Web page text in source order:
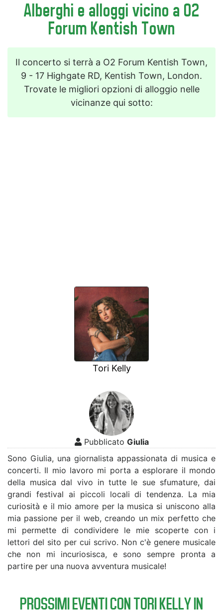
Alberghi e alloggi vicino a O2
Forum Kentish Town
Il concerto si terrà a O2 Forum Kentish Town,
9 - 17 Highgate RD, Kentish Town, London.
Trovate le migliori opzioni di alloggio nelle
vicinanze qui sotto:
Tori Kelly
Pubblicato Giulia
Sono Giulia, una giornalista appassionata di musica e
concerti. Il mio lavoro mi porta a esplorare il mondo
della musica dal vivo in tutte le sue sfumature, dai
grandi festival ai piccoli locali di tendenza. La mia
curiosità e il mio amore per la musica si uniscono alla
mia passione per il web, creando un mix perfetto che
mi permette di condividere le mie scoperte con i
lettori del sito per cui scrivo. Non c'è genere musicale
che non mi incuriosisca, e sono sempre pronta a
partire per una nuova avventura musicale!
PROSSIMI EVENTI CON TORI KELLY IN